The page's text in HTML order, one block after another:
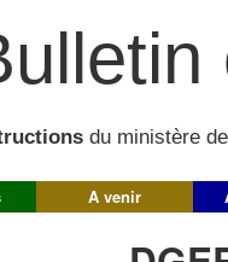
du ministère
A venir